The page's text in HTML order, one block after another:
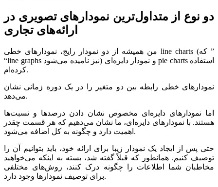
دو نوع از متداول‌ترین نمودارهای تصویری در
ارائه‌های تجاری
من همیشه از دو نمودار رایج، نمودارهای خطی line charts (که ”
“line graphs نیز نامیده می‌شود) و نمودار دایره‌ای pie charts استفاده
کرده‌ام.
نمودارهای خطی رابطه بین دو متغیر را در یک دوره زمانی نشان
می‌دهد.
اما نمودارهای دایره‌ای مخصوص نشان دادن درصدها و نسبت‌ها
هستند. با نمودارهای دایره‌ای، ما نشان می‌دهیم که هر قسمت چقدر
اهمیت دارد و چگونه به کل اضافه می‌شود.
حتی پس از ایجاد یک نمودار زیبا برای ارائه خود، باید بتوانیم آن را
توصیف کنیم. همانطور که قبلاً گفته شد، بسته به اینکه می‌خواهید
مخاطبان شما اطلاعات را چگونه درک کنند، روش‌های مختلفی
برای توصیف نمودارها وجود دارد.